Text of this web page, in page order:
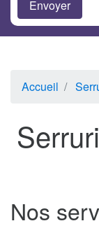
Accueil
Nos